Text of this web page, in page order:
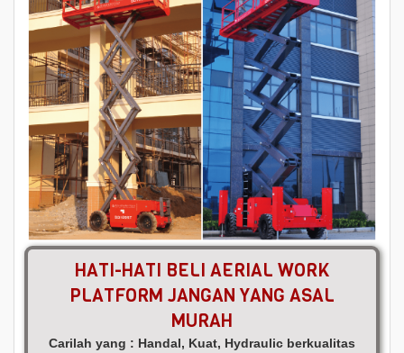
HATI-HATI BELI AERIAL WORK
PLATFORM JANGAN YANG ASAL
MURAH
Carilah yang : Handal, Kuat, Hydraulic berkualitas